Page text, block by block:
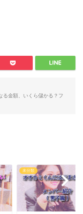
る金額、いくら儲かる？フ
未分類